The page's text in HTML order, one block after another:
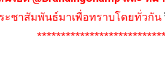
ะชาสัมพันธ์มาเพื่อทราบโดยทั่วกัน